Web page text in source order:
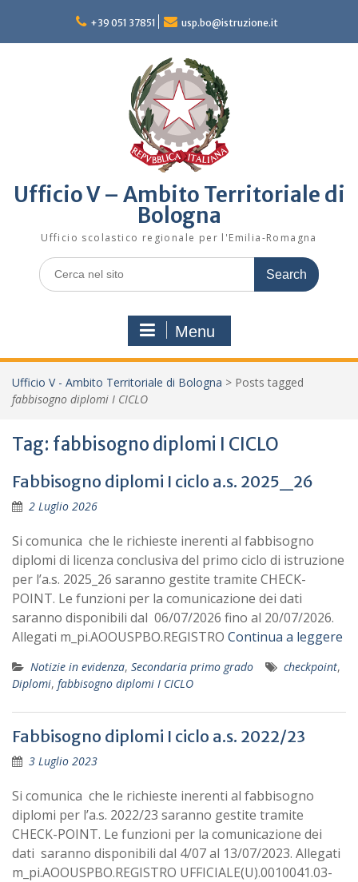
content
+39 051 37851 usp.bo@istruzione.it
Ufficio V – Ambito Territoriale di
Bologna
Ufficio scolastico regionale per l'Emilia-Romagna
Search
for:
Menu
Ufficio V - Ambito Territoriale di Bologna > Posts tagged
fabbisogno diplomi I CICLO
Tag: fabbisogno diplomi I CICLO
Fabbisogno diplomi I ciclo a.s. 2025_26
2 Luglio 2026
Si comunica che le richieste inerenti al fabbisogno
diplomi di licenza conclusiva del primo ciclo di istruzione
per l’a.s. 2025_26 saranno gestite tramite CHECK-
POINT. Le funzioni per la comunicazione dei dati
saranno disponibili dal 06/07/2026 fino al 20/07/2026.
Allegati m_pi.AOOUSPBO.REGISTRO Continua a leggere
Notizie in evidenza, Secondaria primo grado checkpoint,
Diplomi, fabbisogno diplomi I CICLO
Fabbisogno diplomi I ciclo a.s. 2022/23
3 Luglio 2023
Si comunica che le richieste inerenti al fabbisogno
diplomi per l’a.s. 2022/23 saranno gestite tramite
CHECK-POINT. Le funzioni per la comunicazione dei
dati saranno disponibili dal 4/07 al 13/07/2023. Allegati
m_pi.AOOUSPBO.REGISTRO UFFICIALE(U).0010041.03-